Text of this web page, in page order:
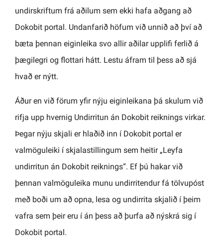
undirskriftum frá aðilum sem ekki hafa aðgang að
Dokobit portal. Undanfarið höfum við unnið að því að
bæta þennan eiginleika svo allir aðilar upplifi ferlið á
þægilegri og flottari hátt. Lestu áfram til þess að sjá
hvað er nýtt.
Áður en við förum yfir nýju eiginleikana þá skulum við
rifja upp hvernig Undirritun án Dokobit reiknings virkar.
Þegar nýju skjali er hlaðið inn í Dokobit portal er
valmöguleiki í skjalastillingum sem heitir „Leyfa
undirritun án Dokobit reiknings“. Ef þú hakar við
þennan valmöguleika munu undirritendur fá tölvupóst
með boði um að opna, lesa og undirrita skjalið í þeim
vafra sem þeir eru í án þess að þurfa að nýskrá sig í
Dokobit portal.